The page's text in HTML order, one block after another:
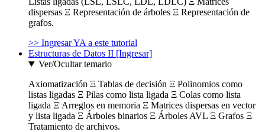
dispersas Ξ Representación de árboles Ξ Representación de
grafos.
>> Ingresar YA a este tutorial
Estructuras de Datos II [Ingresar]
Ver/Ocultar temario
Axiomatización Ξ Tablas de decisión Ξ Polinomios como
listas ligadas Ξ Pilas como lista ligada Ξ Colas como lista
ligada Ξ Arreglos en memoria Ξ Matrices dispersas en vector
y lista ligada Ξ Árboles binarios Ξ Árboles AVL Ξ Grafos Ξ
Tratamiento de archivos.